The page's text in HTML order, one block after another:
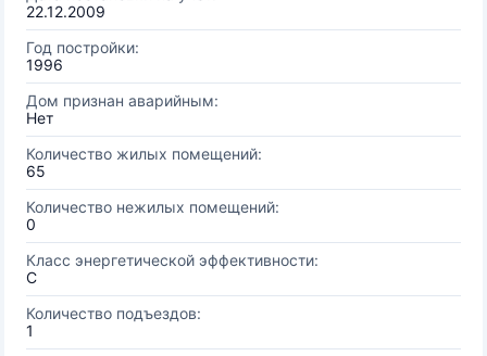
22.12.2009
Год постройки:
1996
Дом признан аварийным:
Нет
Количество жилых помещений:
65
Количество нежилых помещений:
0
Класс энергетической эффективности:
C
Количество подъездов:
1